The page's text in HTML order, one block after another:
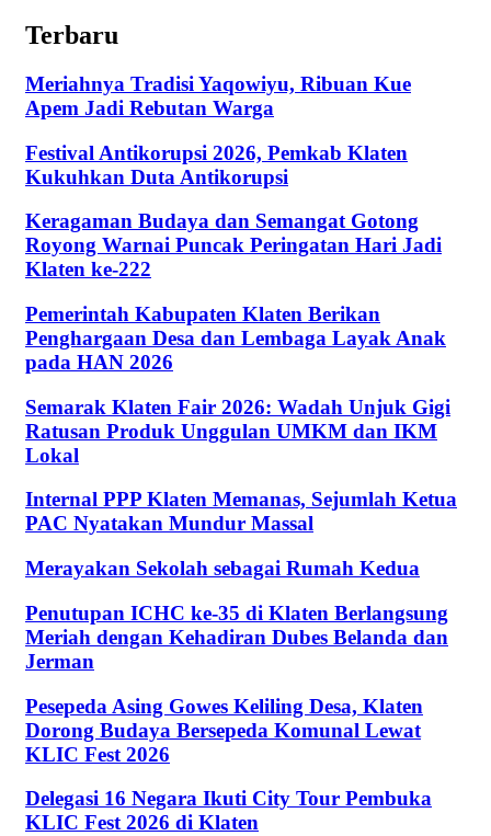
Terbaru
Meriahnya Tradisi Yaqowiyu, Ribuan Kue
Apem Jadi Rebutan Warga
Festival Antikorupsi 2026, Pemkab Klaten
Kukuhkan Duta Antikorupsi
Keragaman Budaya dan Semangat Gotong
Royong Warnai Puncak Peringatan Hari Jadi
Klaten ke-222
Pemerintah Kabupaten Klaten Berikan
Penghargaan Desa dan Lembaga Layak Anak
pada HAN 2026
Semarak Klaten Fair 2026: Wadah Unjuk Gigi
Ratusan Produk Unggulan UMKM dan IKM
Lokal
Internal PPP Klaten Memanas, Sejumlah Ketua
PAC Nyatakan Mundur Massal
Merayakan Sekolah sebagai Rumah Kedua
Penutupan ICHC ke-35 di Klaten Berlangsung
Meriah dengan Kehadiran Dubes Belanda dan
Jerman
Pesepeda Asing Gowes Keliling Desa, Klaten
Dorong Budaya Bersepeda Komunal Lewat
KLIC Fest 2026
Delegasi 16 Negara Ikuti City Tour Pembuka
KLIC Fest 2026 di Klaten